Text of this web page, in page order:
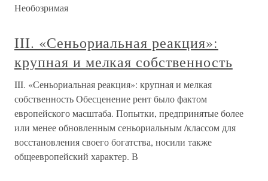
Необозримая
III. «Сеньориальная реакция»:
крупная и мелкая собственность
III. «Сеньориальная реакция»: крупная и мелкая
собственность Обесценение рент было фактом
европейского масштаба. Попытки, предпринятые более
или менее обновленным сеньориальным /классом для
восстановления своего богатства, носили также
общеевропейский характер. В